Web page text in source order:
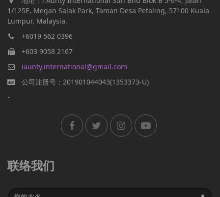
1/125E, Megan Salak Park, Taman Desa Petaling, 57100 Kuala
Lumpur, Malaysia.
+6019 562 0396
+603 9058 2167
iaunty.international@gmail.com
公司注册号：201901044043(1353373-U)
-
联络我们
Name